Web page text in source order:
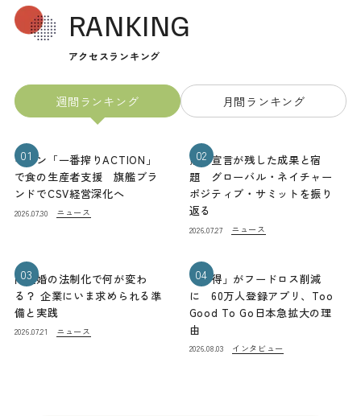
RANKING
アクセスランキング
週間ランキング 月間ランキング
01
キリン「一番搾りACTION」
で食の生産者支援 旗艦ブラ
ンドでCSV経営深化へ
2026.07.30 ニュース
02
熊本宣言が残した成果と宿
題 グローバル・ネイチャー
ポジティブ・サミットを振り
返る
2026.07.27 ニュース
03
同性婚の法制化で何が変わ
る？ 企業にいま求められる準
備と実践
2026.07.21 ニュース
04
「お得」がフードロス削減
に 60万人登録アプリ、Too
Good To Go日本急拡大の理
由
2026.08.03 インタビュー